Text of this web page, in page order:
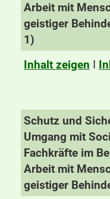
Arbeit mit
geistiger
1)
Inhalt zeigen I
Schutz und
Umgang mit
Fachkräfte im
Arbeit mit
geistiger